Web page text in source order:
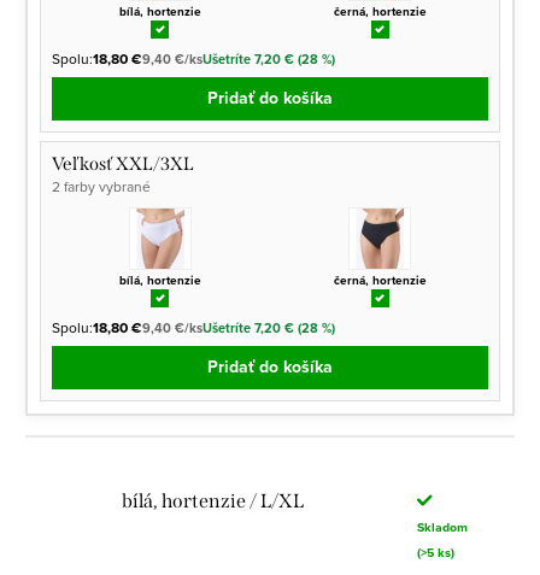
bílá, hortenzie černá, hortenzie
Spolu:18,80 €9,40 €/ksUšetríte 7,20 € (28 %)
Pridať do košíka
Veľkosť XXL/3XL
2 farby vybrané
bílá, hortenzie černá, hortenzie
Spolu:18,80 €9,40 €/ksUšetríte 7,20 € (28 %)
Pridať do košíka
bílá, hortenzie / L/XL
Skladom
(>5 ks)